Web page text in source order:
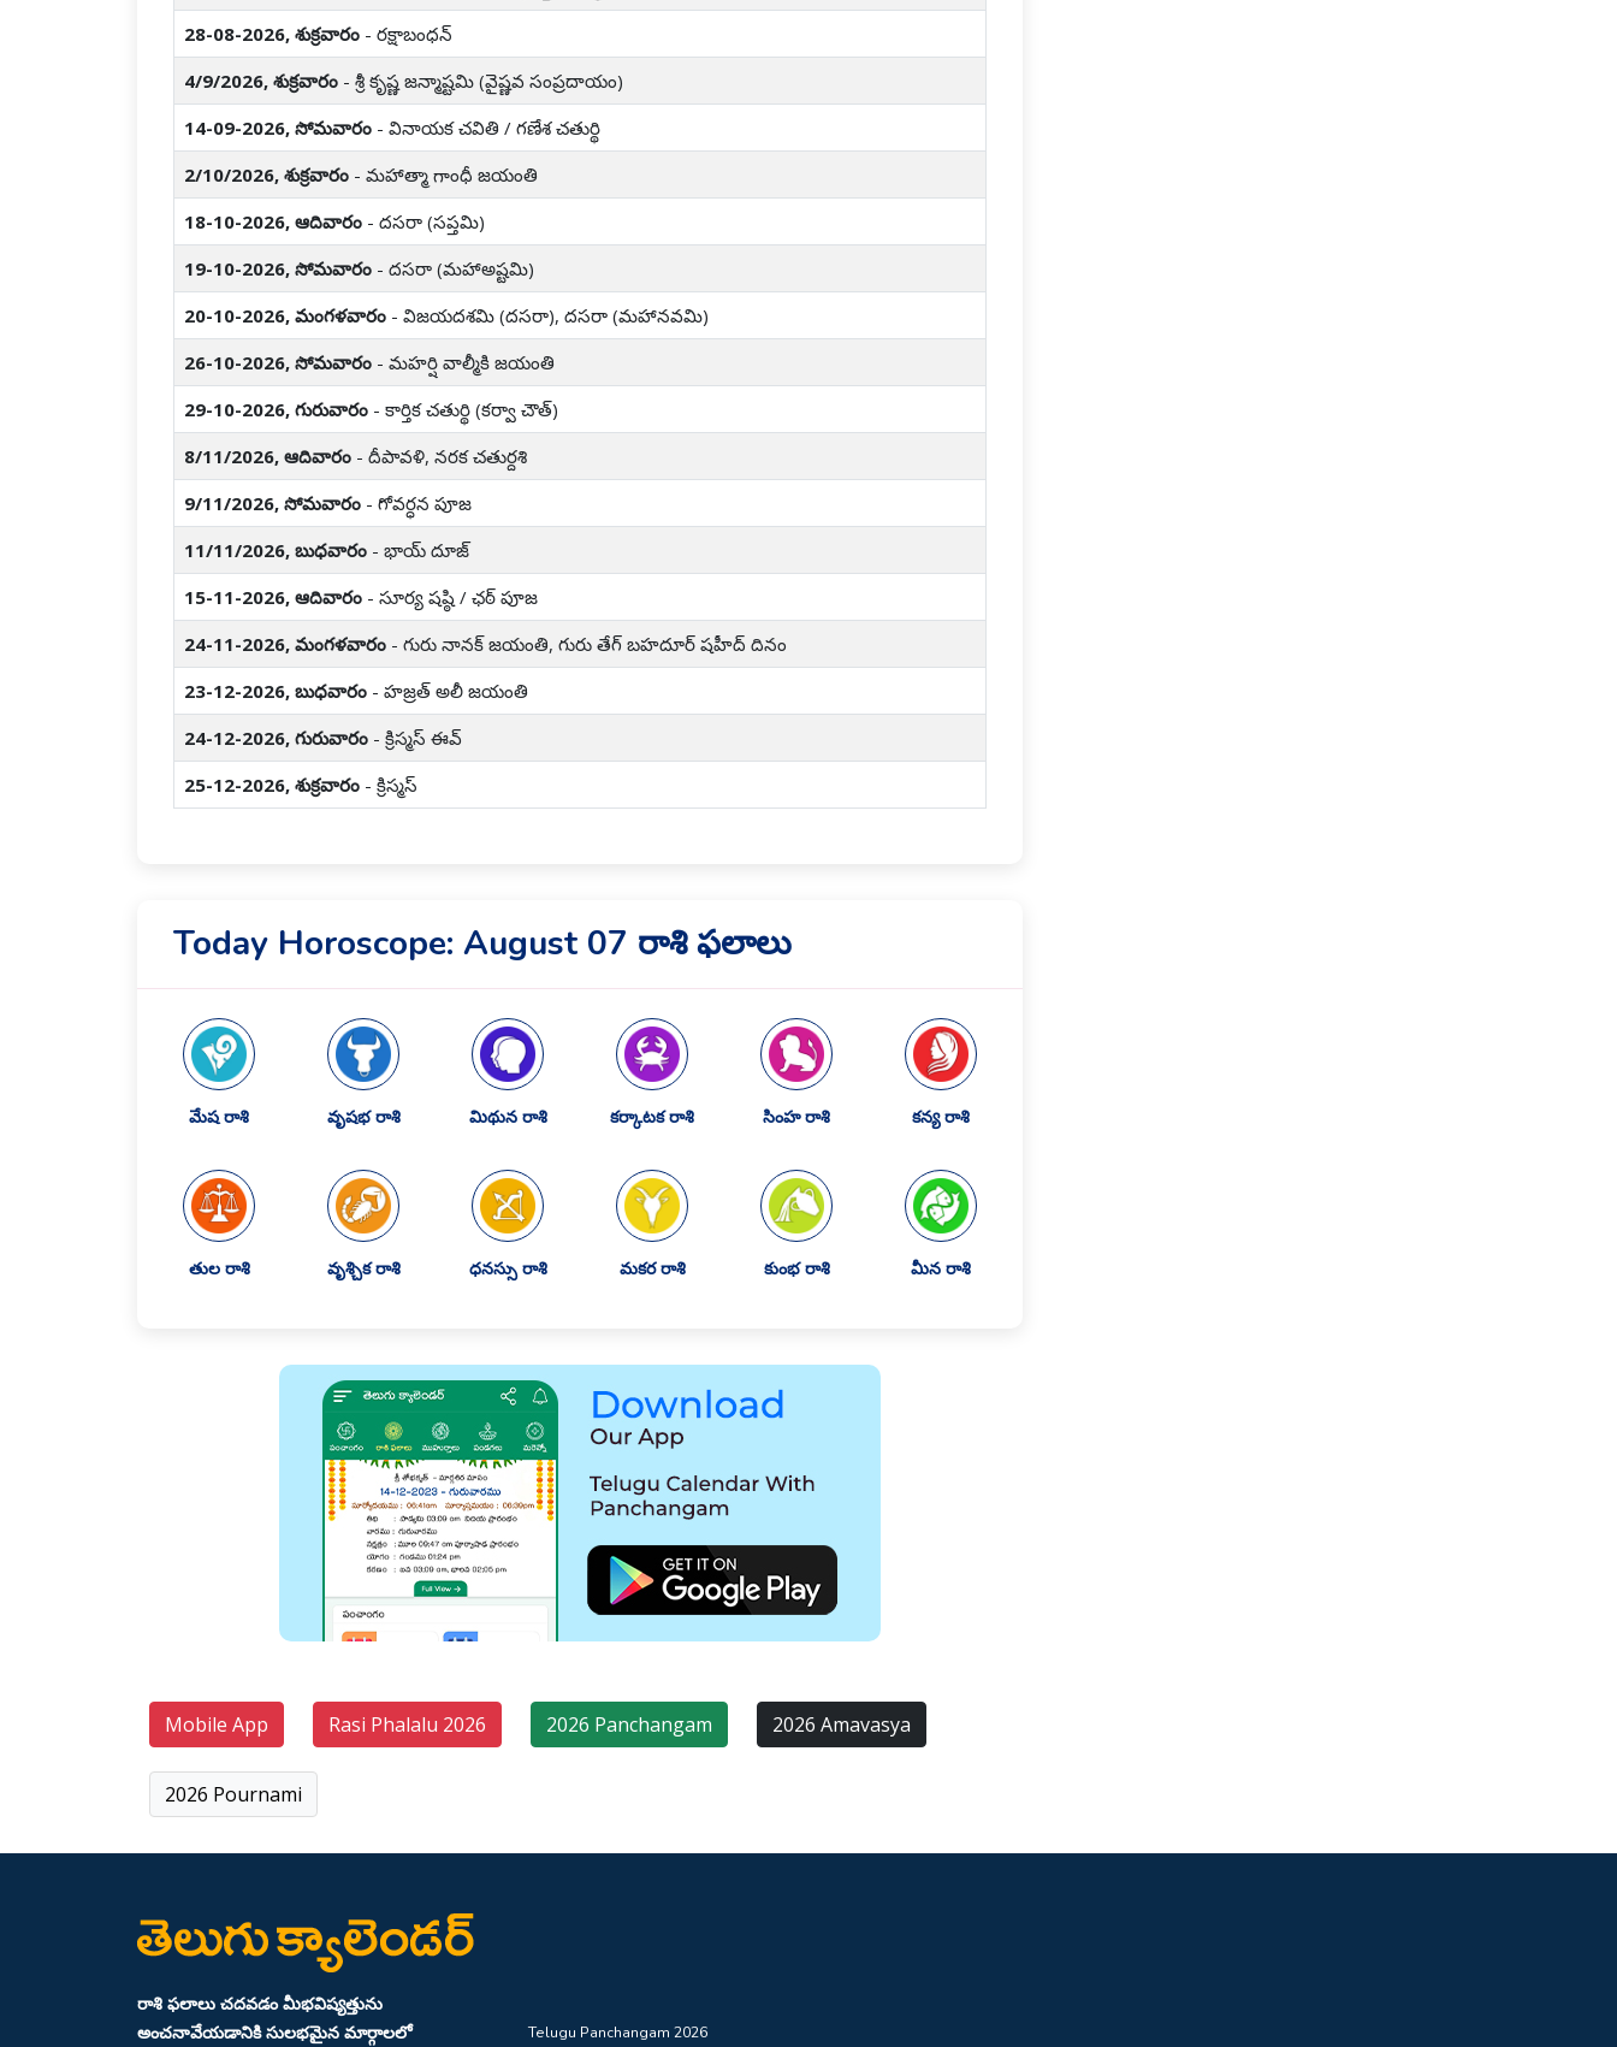
28-08-2026, శుక్రవారం - రక్షాబంధన్
4/9/2026, శుక్రవారం - శ్రీ కృష్ణ జన్మాష్టమి (వైష్ణవ సంప్రదాయం)
14-09-2026, సోమవారం - వినాయక చవితి / గణేశ చతుర్థి
2/10/2026, శుక్రవారం - మహాత్మా గాంధీ జయంతి
18-10-2026, ఆదివారం - దసరా (సప్తమి)
19-10-2026, సోమవారం - దసరా (మహాఅష్టమి)
20-10-2026, మంగళవారం - విజయదశమి (దసరా), దసరా (మహానవమి)
26-10-2026, సోమవారం - మహర్షి వాల్మీకి జయంతి
29-10-2026, గురువారం - కార్తిక చతుర్థి (కర్వా చౌత్)
8/11/2026, ఆదివారం - దీపావళి, నరక చతుర్దశి
9/11/2026, సోమవారం - గోవర్ధన పూజ
11/11/2026, బుధవారం - భాయ్ దూజ్
15-11-2026, ఆదివారం - సూర్య షష్ఠి / ఛఠ్ పూజ
24-11-2026, మంగళవారం - గురు నానక్ జయంతి, గురు తేగ్ బహదూర్ షహీద్ దినం
23-12-2026, బుధవారం - హజ్రత్ అలీ జయంతి
24-12-2026, గురువారం - క్రిస్మస్ ఈవ్
25-12-2026, శుక్రవారం - క్రిస్మస్
Today Horoscope: August 07 రాశి ఫలాలు
మేష రాశి వృషభ రాశి మిథున రాశి కర్కాటక రాశి సింహ రాశి కన్య రాశి
తుల రాశి వృశ్చిక రాశి ధనస్సు రాశి మకర రాశి కుంభ రాశి మీన రాశి
Mobile App Rasi Phalalu 2026 2026 Panchangam 2026 Amavasya
2026 Pournami
రాశి ఫలాలు చదవడం మీభవిష్యత్తును
అంచనావేయడానికి సులభమైన మార్గాలలో
Telugu Panchangam 2026